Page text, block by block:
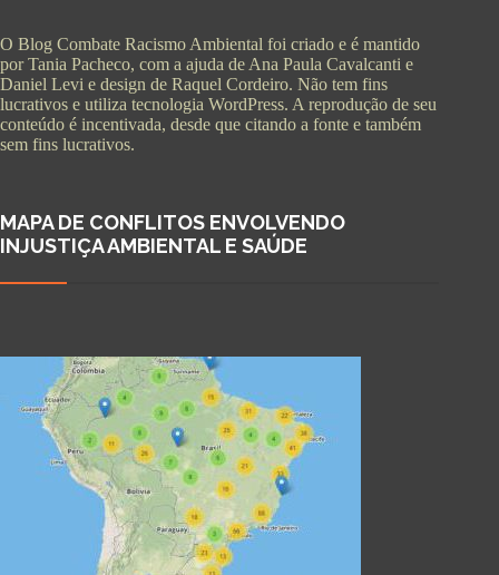
O Blog Combate Racismo Ambiental foi criado e é mantido
por Tania Pacheco, com a ajuda de Ana Paula Cavalcanti e
Daniel Levi e design de Raquel Cordeiro. Não tem fins
lucrativos e utiliza tecnologia WordPress. A reprodução de seu
conteúdo é incentivada, desde que citando a fonte e também
sem fins lucrativos.
MAPA DE CONFLITOS ENVOLVENDO
INJUSTIÇA AMBIENTAL E SAÚDE